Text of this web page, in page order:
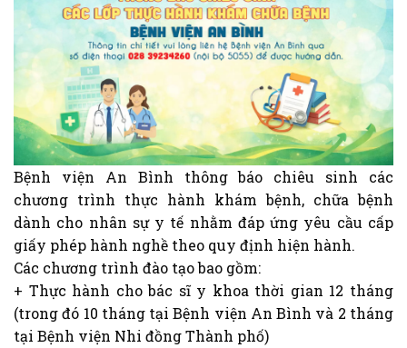
Bệnh viện An Bình thông báo chiêu sinh các
chương trình thực hành khám bệnh, chữa bệnh
dành cho nhân sự y tế nhằm đáp ứng yêu cầu cấp
giấy phép hành nghề theo quy định hiện hành.
Các chương trình đào tạo bao gồm:
+ Thực hành cho bác sĩ y khoa thời gian 12 tháng
(trong đó 10 tháng tại Bệnh viện An Bình và 2 tháng
tại Bệnh viện Nhi đồng Thành phố)